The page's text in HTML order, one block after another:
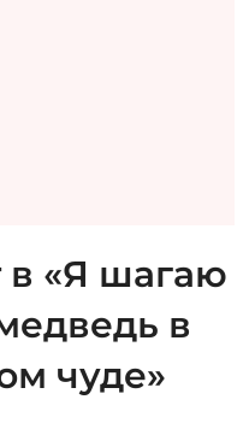
в «Я шагаю
в
чуде»